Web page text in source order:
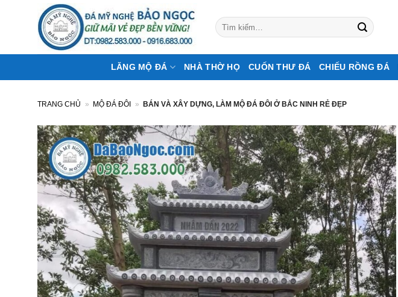
dung
Tìm
kiếm:
LĂNG MỘ ĐÁ NHÀ THỜ HỌ CUỐN THƯ ĐÁ CHIẾU RỒNG ĐÁ
TRANG CHỦ » MỘ ĐÁ ĐÔI » BÁN VÀ XÂY DỰNG, LÀM MỘ ĐÁ ĐÔI Ở BẮC NINH RẺ ĐẸP